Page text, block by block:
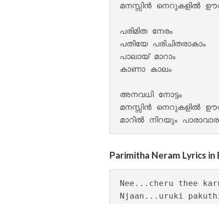
Pen Poove
Kannil Kannil
മനസ്സിൻ നെറുകളിൽ
പരിമിത നേരം
പതിയേ പരിചിതരാകാം
പാലായ് മാറാം
കാണാ കാലം
അനവധി നോട്ടം
മനസ്സിൻ നെറുകളിൽ
Parimitha Neram Lyrics in
Nee...cheru thee
Njaan...uruki